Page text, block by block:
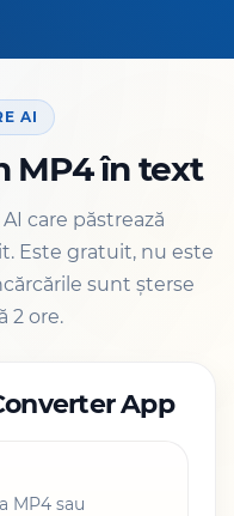
AI
MP4 în text
care păstrează
Este gratuit, nu este
sunt șterse
2 ore.
App
MP4 sau